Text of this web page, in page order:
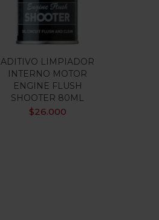
ADITIVO LIMPIADOR
INTERNO MOTOR
ENGINE FLUSH
SHOOTER 80ML
$26.000